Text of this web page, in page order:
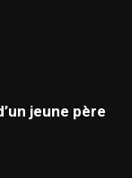
jeune père